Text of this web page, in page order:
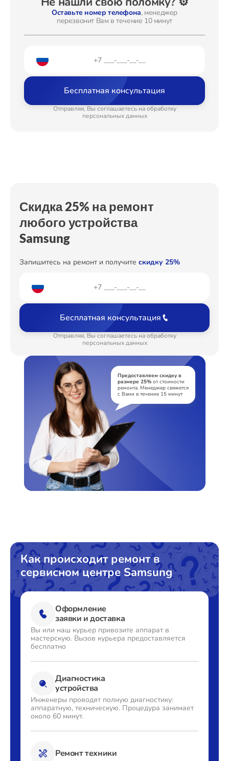
Замена диска управления от 2000₽
Оставьте номер телефона, менеджер
перезвонит Вам в течение 10 минут
Бесплатная консультация
Отправляя, Вы соглашаетесь на обработку
персональных данных
Скидка 25% на ремонт
любого устройства
Samsung
Запишитесь на ремонт и получите скидку 25%
Бесплатная консультация
Отправляя, Вы соглашаетесь на обработку
персональных данных
Предоставляем скидку в
размере 25%от стоимости
ремонта. Менеджер свяжется
с Вами в течение 15 минут
Как происходит ремонт в
сервисном центре Samsung
Оформление
заявки и доставка
Вы или наш курьер привозите аппарат в
мастерскую. Вызов курьера предоставляется
бесплатно
Диагностика
устройства
Инженеры проводят полную диагностику:
аппаратную, техническую. Процедура занимает
около 60 минут.
Ремонт техники
Ремонт Стиральных машин
Ремонт Микроволновых печей
Ремонт Сплит-систем